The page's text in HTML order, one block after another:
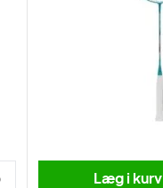
Læg i kurv